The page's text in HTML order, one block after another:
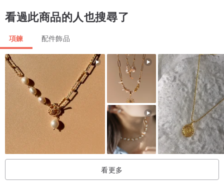
加購證書入口→www.pinkoi.com/product/Xk255fYC
純翠系列則會檢附台灣證書一份。
|░ 喜歡翡翠的理由 ░|
人養玉三年，玉養人一輩子
水晶磁場強大，但是需要定期消磁，翡翠是一種天然的硬玉，性質溫
潤柔和，雖然磁場沒水晶強大，翡翠自身的能量都是十分乾淨純粹
的，只會對人產生有益的影響且消除負能量。
看過此商品的人也搜尋了
項鍊 配件飾品
看更多